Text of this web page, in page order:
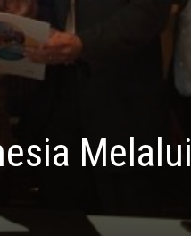
Melalui